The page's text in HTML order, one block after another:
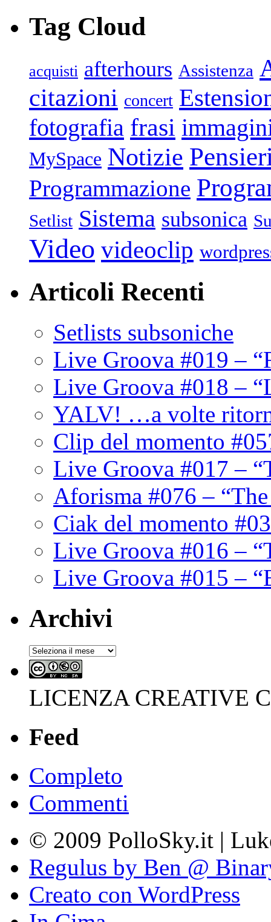
Tag Cloud
acquisti afterhours Assistenza
citazioni concert
fotografia frasi
MySpace Notizie
Programmazione
Setlist Sistema subsonica
Video videoclip
Articoli Recenti
Setlists subsoniche
Live Groova #019 –
Live Groova #018 –
YALV! …a volte
Clip del momento
Live Groova #017 –
Aforisma #076 –
Ciak del momento
Live Groova #016 –
Live Groova #015 –
Archivi
Archivi
LICENZA CREATIVE
Feed
Completo
Commenti
© 2009 PolloSky.it |
Regulus by Ben @
Creato con WordPress